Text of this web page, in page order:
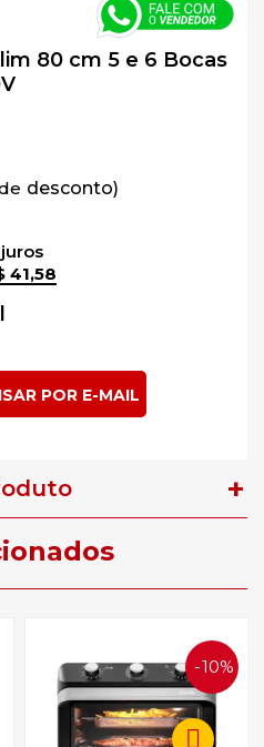
80 cm 5 e 6 Bocas
41,58
10%
OFF